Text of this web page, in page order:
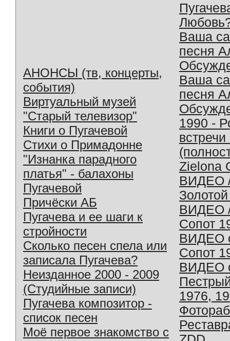
АНОНСЫ (тв, концерты,
события)
Виртуальный музей
"Старый телевизор"
Книги о Пугачевой
Стихи о Примадонне
"Изнанка парадного
платья" - балахоны
Пугачевой
Причёски АБ
Пугачева и ее шаги к
стройности
Сколько песен спела или
записала Пугачева?
Неизданное 2000 - 2009
(Студийные записи)
Пугачева композитор -
список песен
Моё первое знакомство с
Ваша
песня
Ваша
песня
1990 -
Zielona
ВИДЕО
ВИДЕО
Сопот
ВИДЕО
Сопот
ВИДЕО
1976,